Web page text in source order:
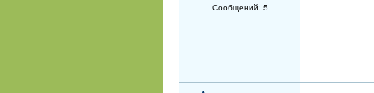
Сообщений: 5